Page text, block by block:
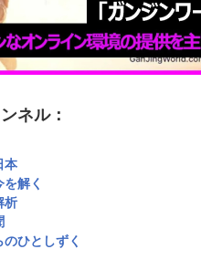
ネル：
本
解く
析
ひとしずく